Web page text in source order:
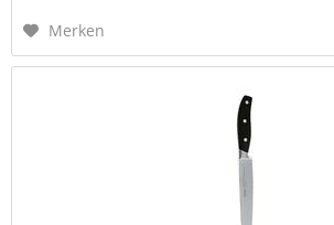
Merken